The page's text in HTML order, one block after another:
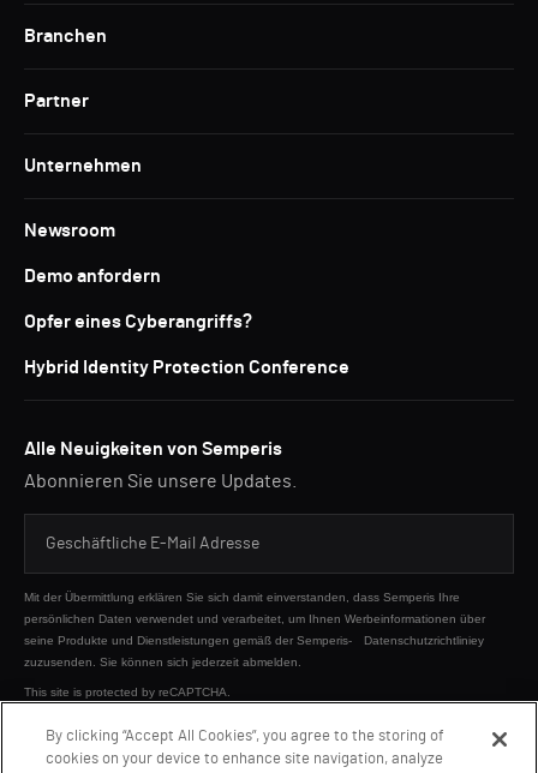
Branchen
Partner
Unternehmen
Newsroom
Demo anfordern
Opfer eines Cyberangriffs?
Hybrid Identity Protection Conference
Alle Neuigkeiten von Semperis
Abonnieren Sie unsere Updates.
Mit der Übermittlung erklären Sie sich damit einverstanden, dass Semperis Ihre
persönlichen Daten verwendet und verarbeitet, um Ihnen Werbeinformationen über
seine Produkte und Dienstleistungen gemäß der Semperis-
Datenschutzrichtliniey
zuzusenden. Sie können sich jederzeit abmelden.
This site is protected by reCAPTCHA.
SENDEN
By clicking “Accept All Cookies”, you agree to the storing of
cookies on your device to enhance site navigation, analyze